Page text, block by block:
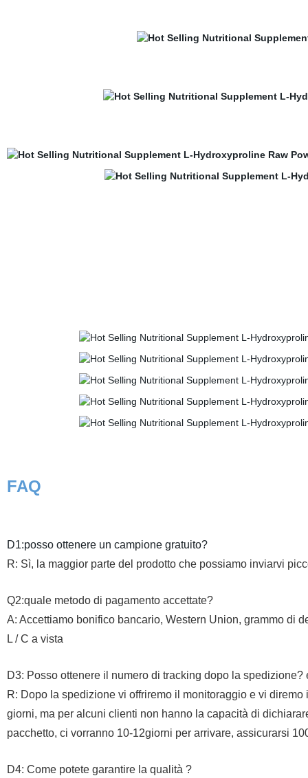
FAQ
D1:posso ottenere un campione gratuito?
R: Sì, la maggior parte del prodotto che possiamo inviarvi
Q2:quale metodo di pagamento accettate?
A: Accettiamo bonifico bancario, Western Union, grammo di
L / C a vista
D3: Posso ottenere il numero di tracking dopo la
R: Dopo la spedizione vi offriremo il monitoraggio e vi
giorni, ma per alcuni clienti non hanno la capacità di
pacchetto, ci vorranno 10-12giorni per arrivare, assicurarsi
D4: Come potete garantire la qualità ?